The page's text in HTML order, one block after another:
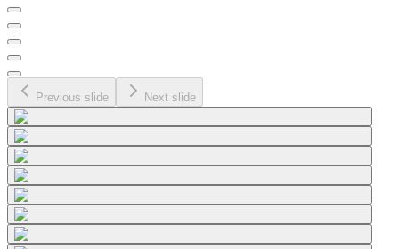
Previous slide Next slide